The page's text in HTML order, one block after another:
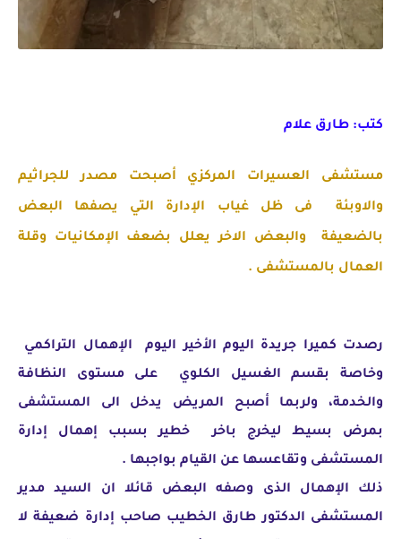
كتب: طارق علام
مستشفى العسيرات المركزي أصبحت مصدر للجراثيم
والاوبئة فى ظل غياب الإدارة التي يصفها البعض
بالضعيفة والبعض الاخر يعلل بضعف الإمكانيات وقلة
العمال بالمستشفى .
رصدت كميرا جريدة اليوم الأخير اليوم الإهمال التراكمي
وخاصة بقسم الغسيل الكلوي على مستوى النظافة
والخدمة، ولربما أصبح المريض يدخل الى المستشفى
بمرض بسيط ليخرج باخر خطير بسبب إهمال إدارة
المستشفى وتقاعسها عن القيام بواجبها .
ذلك الإهمال الذى وصفه البعض قائلا ان السيد مدير
المستشفى الدكتور طارق الخطيب صاحب إدارة ضعيفة لا